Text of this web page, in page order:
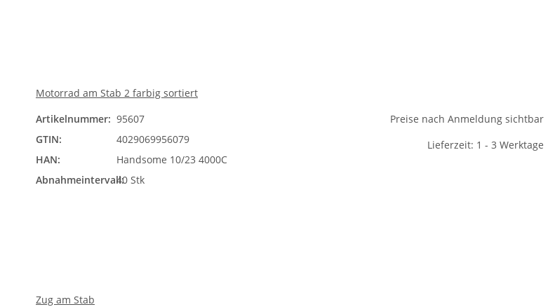
Motorrad am Stab 2 farbig sortiert
Artikelnummer: 95607
GTIN:
4029069956079
HAN:
Handsome 10/23 4000C
Abnahmeintervall:40 Stk
Preise nach Anmeldung sichtbar
Lieferzeit: 1 - 3 Werktage
Zug am Stab